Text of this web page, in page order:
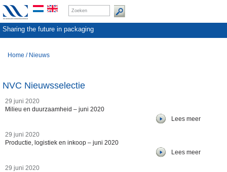
Sharing the future in packaging
Home / Nieuws
NVC Nieuwsselectie
29 juni 2020
Milieu en duurzaamheid – juni 2020
Lees meer
29 juni 2020
Productie, logistiek en inkoop – juni 2020
Lees meer
29 juni 2020